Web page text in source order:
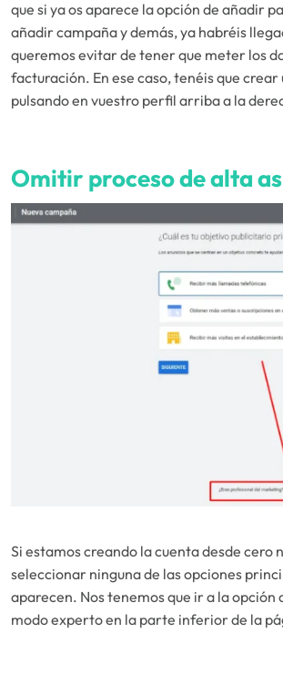
que si ya os aparece la opción de añadir
añadir campaña y demás, ya habréis
queremos evitar de tener que meter los
facturación. En ese caso, tenéis que crear
pulsando en vuestro perfil arriba a la
Omitir proceso de alta
Si estamos creando la cuenta desde cero
seleccionar ninguna de las opciones
aparecen. Nos tenemos que ir a la opción
modo experto en la parte inferior de la